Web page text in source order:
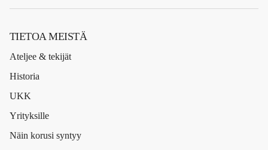
TIETOA MEISTÄ
Ateljee & tekijät
Historia
UKK
Yrityksille
Näin korusi syntyy